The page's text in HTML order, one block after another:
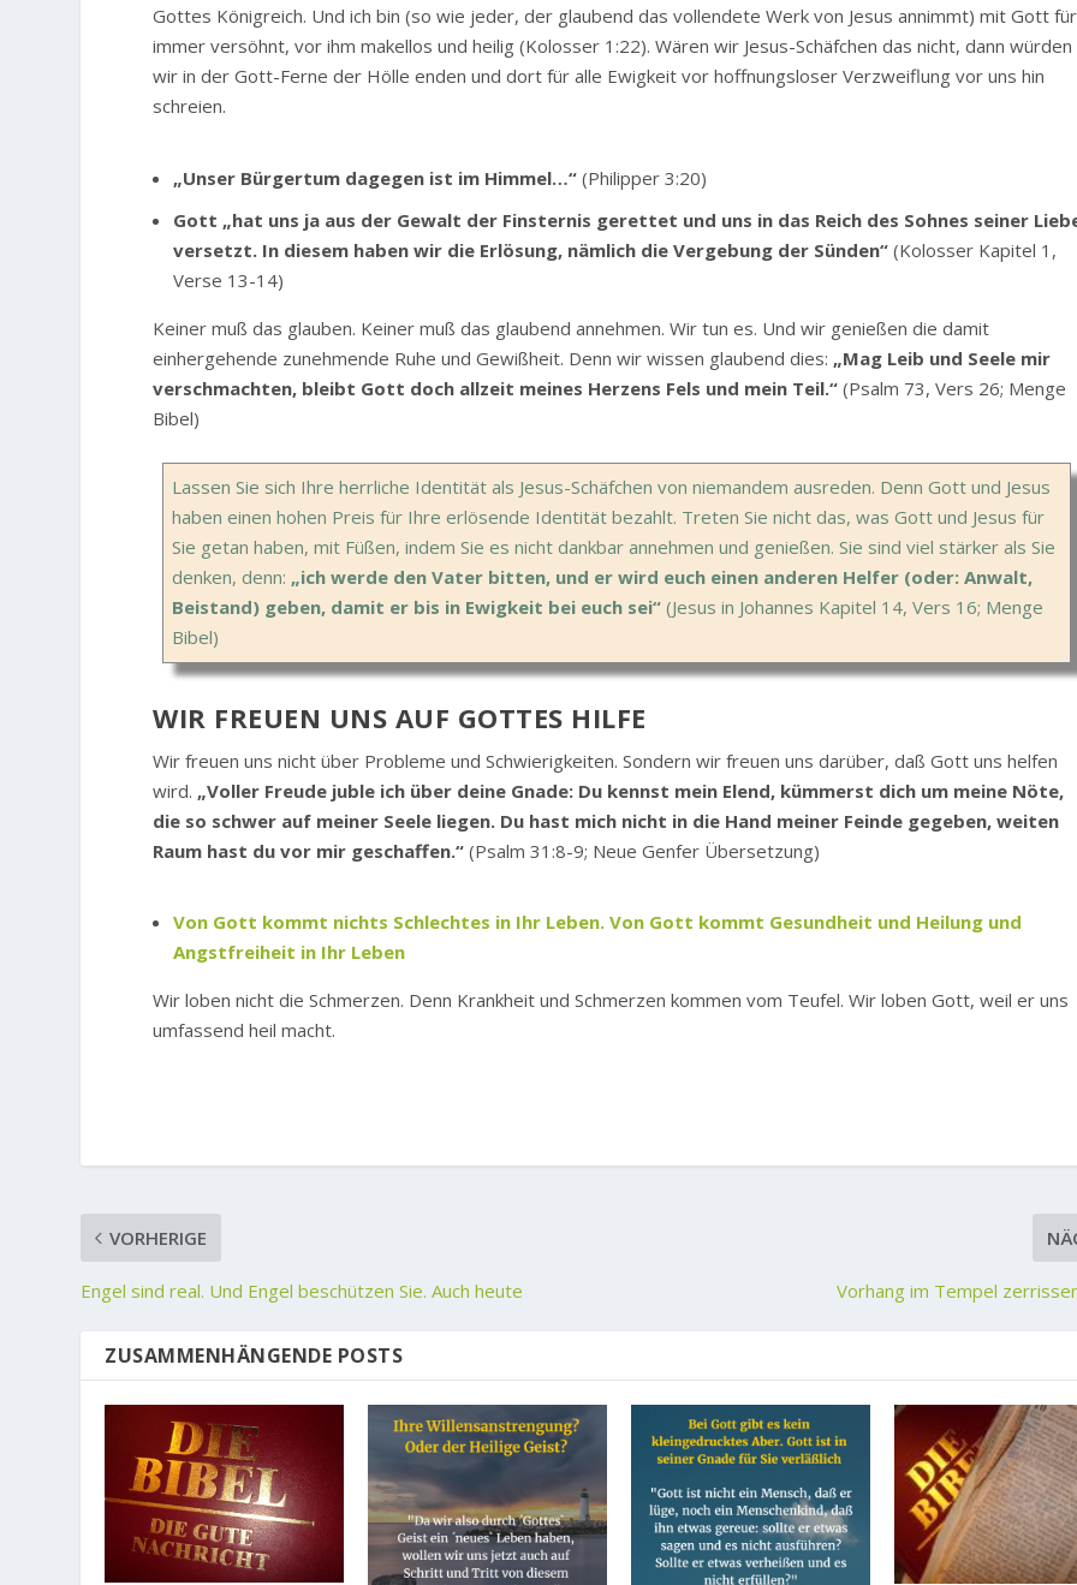
Gottes Königreich. Und ich bin (so wie jeder, der glaubend das vollendete Werk von Jesus annimmt) mit Gott für
immer versöhnt, vor ihm makellos und heilig (Kolosser 1:22). Wären wir Jesus-Schäfchen das nicht, dann würden
wir in der Gott-Ferne der Hölle enden und dort für alle Ewigkeit vor hoffnungsloser Verzweiflung vor uns hin
schreien.
„Unser Bürgertum dagegen ist im Himmel…“ (Philipper 3:20)
Gott „hat uns ja aus der Gewalt der Finsternis gerettet und uns in das Reich des Sohnes seiner
versetzt. In diesem haben wir die Erlösung, nämlich die Vergebung der Sünden“ (Kolosser Kapitel 1,
Verse 13-14)
Keiner muß das glauben. Keiner muß das glaubend annehmen. Wir tun es. Und wir genießen die damit
einhergehende zunehmende Ruhe und Gewißheit. Denn wir wissen glaubend dies: „Mag Leib und Seele mir
verschmachten, bleibt Gott doch allzeit meines Herzens Fels und mein Teil.“ (Psalm 73, Vers 26; Menge
Bibel)
Lassen Sie sich Ihre herrliche Identität als Jesus-Schäfchen von niemandem ausreden. Denn Gott und Jesus
haben einen hohen Preis für Ihre erlösende Identität bezahlt. Treten Sie nicht das, was Gott und Jesus für
Sie getan haben, mit Füßen, indem Sie es nicht dankbar annehmen und genießen. Sie sind viel stärker als Sie
denken, denn: „ich werde den Vater bitten, und er wird euch einen anderen Helfer (oder: Anwalt,
Beistand) geben, damit er bis in Ewigkeit bei euch sei“ (Jesus in Johannes Kapitel 14, Vers 16; Menge
Bibel)
WIR FREUEN UNS AUF GOTTES HILFE
Wir freuen uns nicht über Probleme und Schwierigkeiten. Sondern wir freuen uns darüber, daß Gott uns helfen
wird. „Voller Freude juble ich über deine Gnade: Du kennst mein Elend, kümmerst dich um meine Nöte,
die so schwer auf meiner Seele liegen. Du hast mich nicht in die Hand meiner Feinde gegeben, weiten
Raum hast du vor mir geschaffen.“ (Psalm 31:8-9; Neue Genfer Übersetzung)
Von Gott kommt nichts Schlechtes in Ihr Leben. Von Gott kommt Gesundheit und Heilung und
Angstfreiheit in Ihr Leben
Wir loben nicht die Schmerzen. Denn Krankheit und Schmerzen kommen vom Teufel. Wir loben Gott, weil er uns
umfassend heil macht.
VORHERIGE
Engel sind real. Und Engel beschützen Sie. Auch heute Vorhang im Tempel
ZUSAMMENHÄNGENDE POSTS